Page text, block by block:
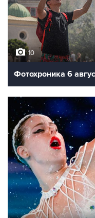
10
Фотохроника 6